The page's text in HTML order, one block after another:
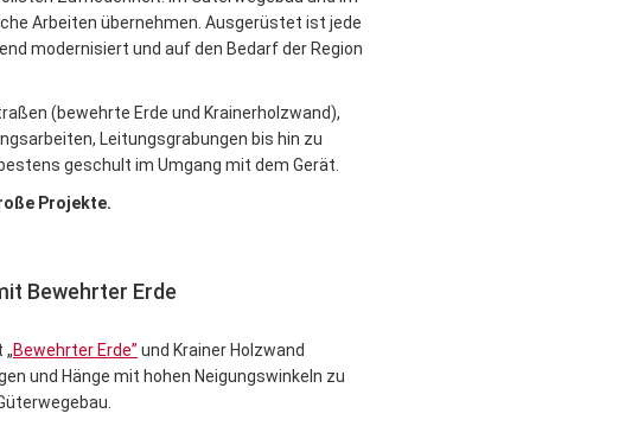
Arbeiten übernehmen. Ausgerüstet ist jede
modernisiert und auf den Bedarf der Region
(bewehrte Erde und Krainerholzwand),
Leitungsgrabungen bis hin zu
geschult im Umgang mit dem Gerät.
Projekte.
Bewehrter Erde
Bewehrter Erde” und Krainer Holzwand
und Hänge mit hohen Neigungswinkeln zu